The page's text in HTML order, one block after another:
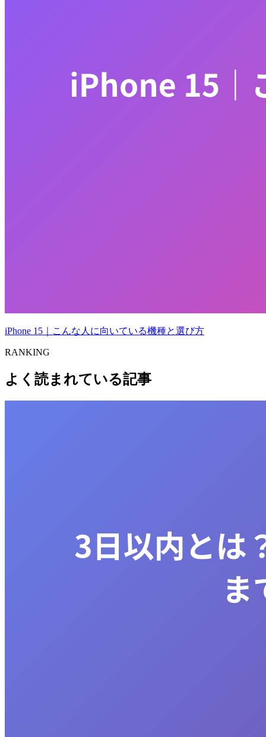
iPhone 15｜こんな人に向いている機種と選び方
RANKING
よく読まれている記事